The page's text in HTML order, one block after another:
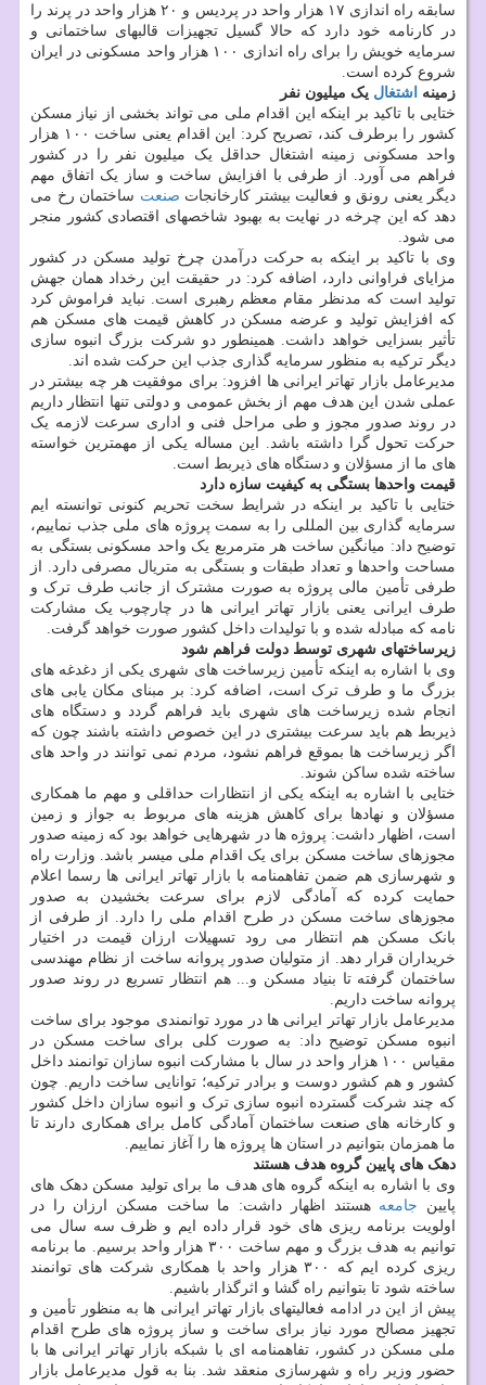
سابقه راه اندازی ۱۷ هزار واحد در پردیس و ۲۰ هزار واحد در پرند را
در کارنامه خود دارد که حالا گسیل تجهیزات قالبهای ساختمانی و
سرمایه خویش را برای راه اندازی ۱۰۰ هزار واحد مسکونی در ایران
شروع کرده است.
زمینه اشتغال یک میلیون نفر
ختایی با تاکید بر اینکه این اقدام ملی می تواند بخشی از نیاز مسکن
کشور را برطرف کند، تصریح کرد: این اقدام یعنی ساخت ۱۰۰ هزار
واحد مسکونی زمینه اشتغال حداقل یک میلیون نفر را در کشور
فراهم می آورد. از طرفی با افزایش ساخت و ساز یک اتفاق مهم
دیگر یعنی رونق و فعالیت بیشتر کارخانجات صنعت ساختمان رخ می
دهد که این چرخه در نهایت به بهبود شاخصهای اقتصادی کشور منجر
می شود.
وی با تاکید بر اینکه به حرکت درآمدن چرخ تولید مسکن در کشور
مزایای فراوانی دارد، اضافه کرد: در حقیقت این رخداد همان جهش
تولید است که مدنظر مقام معظم رهبری است. نباید فراموش کرد
که افزایش تولید و عرضه مسکن در کاهش قیمت های مسکن هم
تأثیر بسزایی خواهد داشت. همینطور دو شرکت بزرگ انبوه سازی
دیگر ترکیه به منظور سرمایه گذاری جذب این حرکت شده اند.
مدیرعامل بازار تهاتر ایرانی ها افزود: برای موفقیت هر چه بیشتر در
عملی شدن این هدف مهم از بخش عمومی و دولتی تنها انتظار داریم
در روند صدور مجوز و طی مراحل فنی و اداری سرعت لازمه یک
حرکت تحول گرا داشته باشد. این مساله یکی از مهمترین خواسته
های ما از مسؤلان و دستگاه های ذیربط است.
قیمت واحدها بستگی به کیفیت سازه دارد
ختایی با تاکید بر اینکه در شرایط سخت تحریم کنونی توانسته ایم
سرمایه گذاری بین المللی را به سمت پروژه های ملی جذب نماییم،
توضیح داد: میانگین ساخت هر مترمربع یک واحد مسکونی بستگی به
مساحت واحدها و تعداد طبقات و بستگی به متریال مصرفی دارد. از
طرفی تأمین مالی پروژه به صورت مشترک از جانب طرف ترک و
طرف ایرانی یعنی بازار تهاتر ایرانی ها در چارچوب یک مشارکت
نامه که مبادله شده و با تولیدات داخل کشور صورت خواهد گرفت.
زیرساختهای شهری توسط دولت فراهم شود
وی با اشاره به اینکه تأمین زیرساخت های شهری یکی از دغدغه های
بزرگ ما و طرف ترک است، اضافه کرد: بر مبنای مکان یابی های
انجام شده زیرساخت های شهری باید فراهم گردد و دستگاه های
ذیربط هم باید سرعت بیشتری در این خصوص داشته باشند چون که
اگر زیرساخت ها بموقع فراهم نشود، مردم نمی توانند در واحد های
ساخته شده ساکن شوند.
ختایی با اشاره به اینکه یکی از انتظارات حداقلی و مهم ما همکاری
مسؤلان و نهادها برای کاهش هزینه های مربوط به جواز و زمین
است، اظهار داشت: پروژه ها در شهرهایی خواهد بود که زمینه صدور
مجوزهای ساخت مسکن برای یک اقدام ملی میسر باشد. وزارت راه
و شهرسازی هم ضمن تفاهمنامه با بازار تهاتر ایرانی ها رسما اعلام
حمایت کرده که آمادگی لازم برای سرعت بخشیدن به صدور
مجوزهای ساخت مسکن در طرح اقدام ملی را دارد. از طرفی از
بانک مسکن هم انتظار می رود تسهیلات ارزان قیمت در اختیار
خریداران قرار دهد. از متولیان صدور پروانه ساخت از نظام مهندسی
ساختمان گرفته تا بنیاد مسکن و... هم انتظار تسریع در روند صدور
پروانه ساخت داریم.
مدیرعامل بازار تهاتر ایرانی ها در مورد توانمندی موجود برای ساخت
انبوه مسکن توضیح داد: به صورت کلی برای ساخت مسکن در
مقیاس ۱۰۰ هزار واحد در سال با مشارکت انبوه سازان توانمند داخل
کشور و هم کشور دوست و برادر ترکیه؛ توانایی ساخت داریم. چون
که چند شرکت گسترده انبوه سازی ترک و انبوه سازان داخل کشور
و کارخانه های صنعت ساختمان آمادگی کامل برای همکاری دارند تا
ما همزمان بتوانیم در استان ها پروژه ها را آغاز نماییم.
دهک های پایین گروه هدف هستند
وی با اشاره به اینکه گروه های هدف ما برای تولید مسکن دهک های
پایین جامعه هستند اظهار داشت: ما ساخت مسکن ارزان را در
اولویت برنامه ریزی های خود قرار داده ایم و ظرف سه سال می
توانیم به هدف بزرگ و مهم ساخت ۳۰۰ هزار واحد برسیم. ما برنامه
ریزی کرده ایم که ۳۰۰ هزار واحد با همکاری شرکت های توانمند
ساخته شود تا بتوانیم راه گشا و اثرگذار باشیم.
پیش از این در ادامه فعالیتهای بازار تهاتر ایرانی ها به منظور تأمین و
تجهیز مصالح مورد نیاز برای ساخت و ساز پروژه های طرح اقدام
ملی مسکن در کشور، تفاهمنامه ای با شبکه بازار تهاتر ایرانی ها با
حضور وزیر راه و شهرسازی منعقد شد. بنا به قول مدیرعامل بازار